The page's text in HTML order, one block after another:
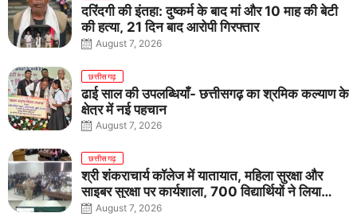
दरिंदगी की इंतहा: दुष्कर्म के बाद मां और 10 माह की बेटी
की हत्या, 21 दिन बाद आरोपी गिरफ्तार
August 7, 2026
छत्तीसगढ़
ढाई साल की उपलब्धियाँ- छत्तीसगढ़ का श्रमिक कल्याण के
क्षेत्र में नई पहचान
August 7, 2026
छत्तीसगढ़
श्री शंकराचार्य कॉलेज में यातायात, महिला सुरक्षा और
साइबर सुरक्षा पर कार्यशाला, 700 विद्यार्थियों ने लिया
जागरूकता का संकल्प
August 7, 2026